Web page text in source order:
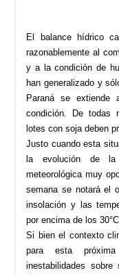
El balance hídrico
razonablemente al
y a la condición de
han generalizado y
Paraná se extiende
condición. De todas
lotes con soja deben
Justo cuando esta
la evolución de
meteorológica muy
semana se notará el
insolación y las
por encima de los
Si bien el contexto
para esta
inestabilidades